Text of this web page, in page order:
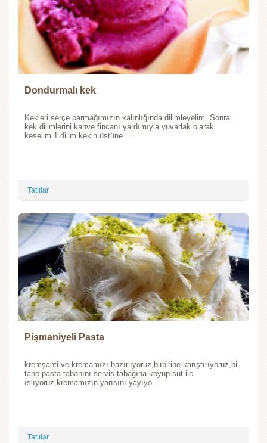
Dondurmalı kek
Kekleri serçe parmağımızın kalınlığında dilimleyelim. Sonra
kek dilimlerini kahve fincanı yardımıyla yuvarlak olarak
keselim.1 dilim kekin üstüne ...
Tatlılar
Pişmaniyeli Pasta
kremşanti ve kremamızı hazırlıyoruz,birbirine karıştırıyoruz,bi
tane pasta tabanını servis tabağına koyup süt ile
ıslıyoruz,kremamızın yarısını yayıyo...
Tatlılar